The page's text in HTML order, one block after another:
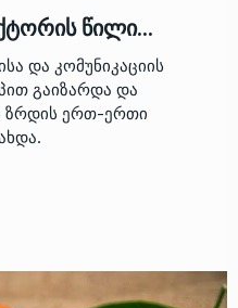
წილი…
და კომუნიკაციის
გაიზარდა და
ზრდის ერთ-ერთი